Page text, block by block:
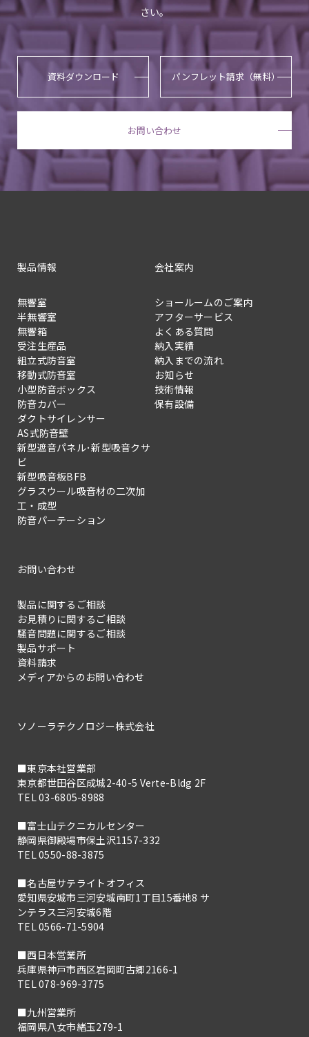
さい。
資料ダウンロード パンフレット請求（無料）
お問い合わせ
製品情報
無響室
半無響室
無響箱
受注生産品
組立式防音室
移動式防音室
小型防音ボックス
防音カバー
ダクトサイレンサー
AS式防音壁
新型遮音パネル･新型吸音クサ
ビ
新型吸音板BFB
グラスウール吸音材の二次加
工・成型
防音パーテーション
会社案内
ショールームのご案内
アフターサービス
よくある質問
納入実績
納入までの流れ
お知らせ
技術情報
保有設備
お問い合わせ
製品に関するご相談
お見積りに関するご相談
騒音問題に関するご相談
製品サポート
資料請求
メディアからのお問い合わせ
ソノーラテクノロジー株式会社
■東京本社営業部
東京都世田谷区成城2-40-5 Verte-Bldg 2F
TEL 03-6805-8988
■富士山テクニカルセンター
静岡県御殿場市保土沢1157-332
TEL 0550-88-3875
■名古屋サテライトオフィス
愛知県安城市三河安城南町1丁目15番地8 サ
ンテラス三河安城6階
TEL 0566-71-5904
■西日本営業所
兵庫県神戸市西区岩岡町古郷2166-1
TEL 078-969-3775
■九州営業所
福岡県八女市緒玉279-1